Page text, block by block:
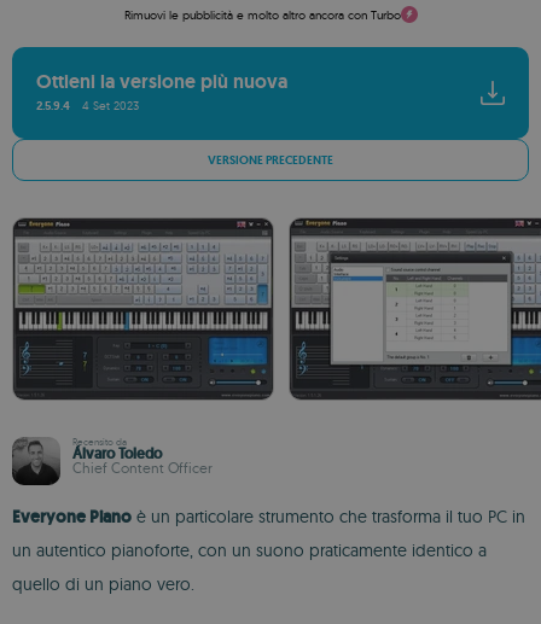
Rimuovi le pubblicità e molto altro ancora con Turbo
Ottieni la versione più nuova
2.5.9.4 4 Set 2023
VERSIONE PRECEDENTE
Recensito da
Álvaro Toledo
Chief Content Officer
Everyone Piano è un particolare strumento che trasforma il tuo PC in
un autentico pianoforte, con un suono praticamente identico a
quello di un piano vero.